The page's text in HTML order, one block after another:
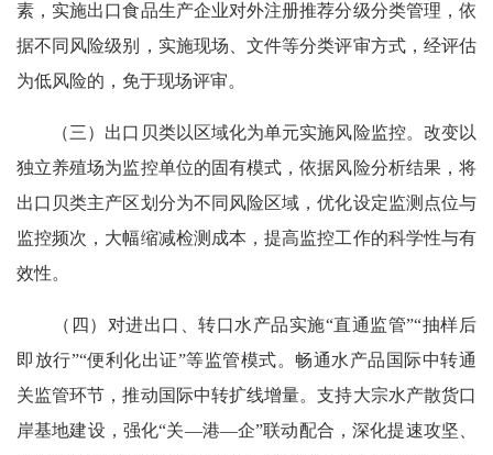
素，实施出口食品生产企业对外注册推荐分级分类管理，依
据不同风险级别，实施现场、文件等分类评审方式，经评估
为低风险的，免于现场评审。
（三）出口贝类以区域化为单元实施风险监控。改变以
独立养殖场为监控单位的固有模式，依据风险分析结果，将
出口贝类主产区划分为不同风险区域，优化设定监测点位与
监控频次，大幅缩减检测成本，提高监控工作的科学性与有
效性。
（四）对进出口、转口水产品实施“直通监管”“抽样后
即放行”“便利化出证”等监管模式。畅通水产品国际中转通
关监管环节，推动国际中转扩线增量。支持大宗水产散货口
岸基地建设，强化“关—港—企”联动配合，深化提速攻坚、